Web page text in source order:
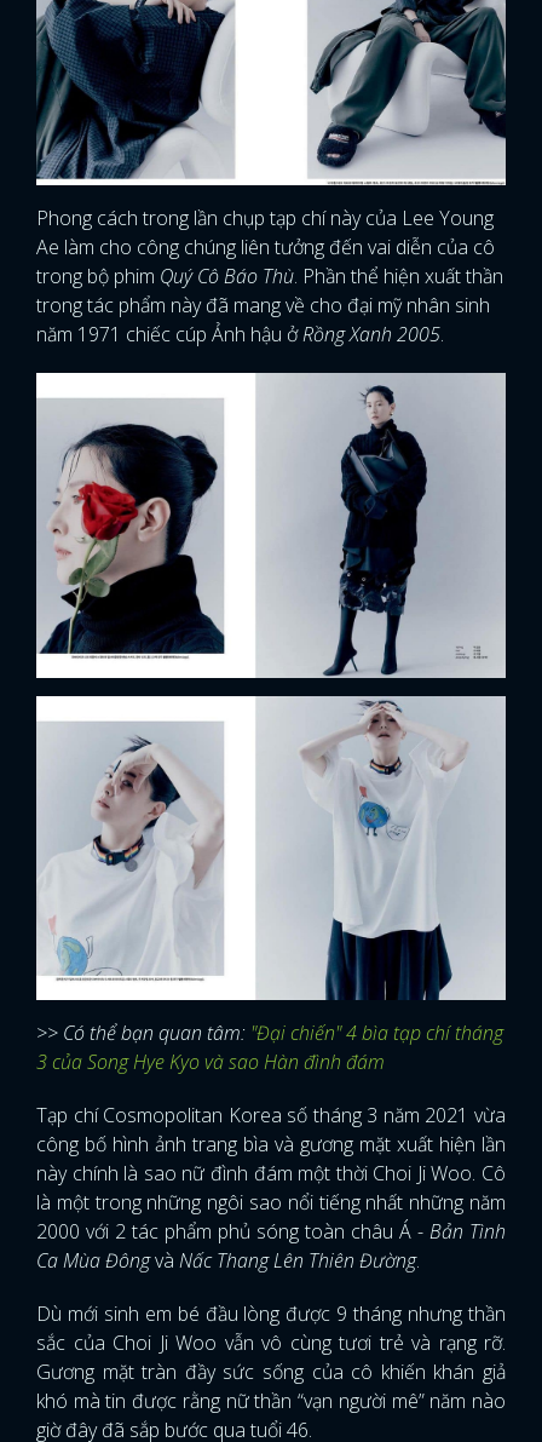
Phong cách trong lần chụp tạp chí này của Lee Young
Ae làm cho công chúng liên tưởng đến vai diễn của cô
trong bộ phim Quý Cô Báo Thù. Phần thể hiện xuất thần
trong tác phẩm này đã mang về cho đại mỹ nhân sinh
năm 1971 chiếc cúp Ảnh hậu ởRồng Xanh 2005.
>> Có thể bạn quan tâm: "Đại chiến" 4 bìa tạp chí tháng
3 của Song Hye Kyo và sao Hàn đình đám
Tạp chí Cosmopolitan Korea số tháng 3 năm 2021 vừa
công bố hình ảnh trang bìa và gương mặt xuất hiện lần
này chính là sao nữ đình đám một thời Choi Ji Woo. Cô
là một trong những ngôi sao nổi tiếng nhất những năm
2000 với 2 tác phẩm phủ sóng toàn châu Á - Bản Tình
Ca Mùa Đôngvà Nấc Thang Lên Thiên Đường.
Dù mới sinh em bé đầu lòng được 9 tháng nhưng thần
sắc của Choi Ji Woo vẫn vô cùng tươi trẻ và rạng rỡ.
Gương mặt tràn đầy sức sống của cô khiến khán giả
khó mà tin được rằng nữ thần “vạn người mê” năm nào
giờ đây đã sắp bước qua tuổi 46.